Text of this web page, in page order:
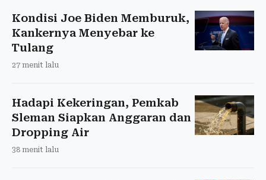
Kondisi Joe Biden Memburuk,
Kankernya Menyebar ke
Tulang
27 menit lalu
Hadapi Kekeringan, Pemkab
Sleman Siapkan Anggaran dan
Dropping Air
38 menit lalu